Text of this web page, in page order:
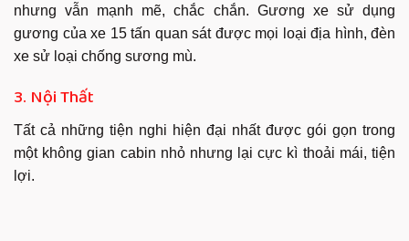
nhưng vẫn mạnh mẽ, chắc chắn. Gương xe sử dụng
gương của xe 15 tấn quan sát được mọi loại địa hình, đèn
xe sử loại chống sương mù.
3. Nội Thất
Tất cả những tiện nghi hiện đại nhất được gói gọn trong
một không gian cabin nhỏ nhưng lại cực kì thoải mái, tiện
lợi.